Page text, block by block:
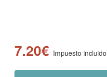
7.20€ Impuesto incluido